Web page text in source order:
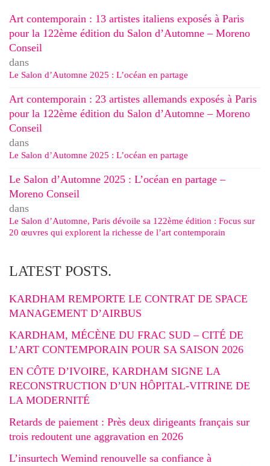
Art contemporain : 13 artistes italiens exposés à Paris
pour la 122ème édition du Salon d’Automne – Moreno
Conseil
dans
Le Salon d’Automne 2025 : L’océan en partage
Art contemporain : 23 artistes allemands exposés à Paris
pour la 122ème édition du Salon d’Automne – Moreno
Conseil
dans
Le Salon d’Automne 2025 : L’océan en partage
Le Salon d’Automne 2025 : L’océan en partage –
Moreno Conseil
dans
Le Salon d’Automne, Paris dévoile sa 122ème édition : Focus sur
20 œuvres qui explorent la richesse de l’art contemporain
LATEST POSTS.
KARDHAM REMPORTE LE CONTRAT DE SPACE
MANAGEMENT D’AIRBUS
KARDHAM, MÉCÈNE DU FRAC SUD – CITÉ DE
L’ART CONTEMPORAIN POUR SA SAISON 2026
EN CÔTE D’IVOIRE, KARDHAM SIGNE LA
RECONSTRUCTION D’UN HÔPITAL-VITRINE DE
LA MODERNITÉ
Retards de paiement : Près deux dirigeants français sur
trois redoutent une aggravation en 2026
L’insurtech Wemind renouvelle sa confiance à